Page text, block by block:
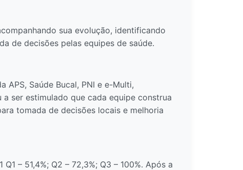
sua evolução, identificando
de decisões pelas equipes de saúde.
Saúde Bucal, PNI e e-Multi,
ser estimulado que cada equipe construa
tomada de decisões locais e melhoria
– 51,4%; Q2 – 72,3%; Q3 – 100%. Após a